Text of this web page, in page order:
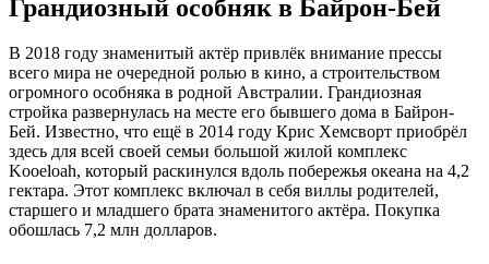
Грандиозный особняк в Байрон-Бей
В 2018 году знаменитый актёр привлёк внимание прессы
всего мира не очередной ролью в кино, а строительством
огромного особняка в родной Австралии. Грандиозная
стройка развернулась на месте его бывшего дома в Байрон-
Бей. Известно, что ещё в 2014 году Крис Хемсворт приобрёл
здесь для всей своей семьи большой жилой комплекс
Kooeloah, который раскинулся вдоль побережья океана на 4,2
гектара. Этот комплекс включал в себя виллы родителей,
старшего и младшего брата знаменитого актёра. Покупка
обошлась 7,2 млн долларов.